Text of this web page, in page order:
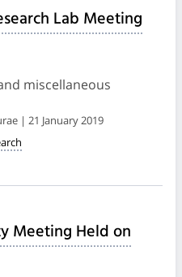
Lab Meeting
miscellaneous
| 21 January 2019
Meeting Held on